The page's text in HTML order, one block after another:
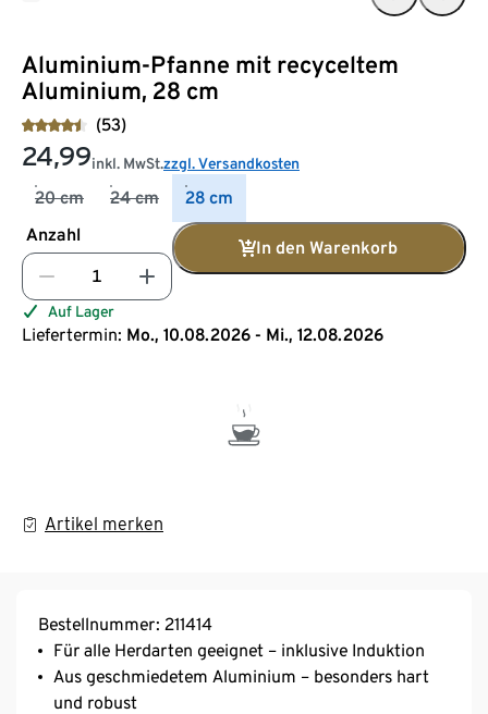
Aluminium-Pfanne mit recyceltem
Aluminium, 28 cm
(53)
24,99inkl. MwSt.zzgl. Versandkosten
20 cm 24 cm
28 cm
Anzahl
In den Warenkorb
Auf Lager
Liefertermin: Mo., 10.08.2026 - Mi., 12.08.2026
Artikel merken
Bestellnummer: 211414
Für alle Herdarten geeignet – inklusive Induktion
Aus geschmiedetem Aluminium – besonders hart
und robust